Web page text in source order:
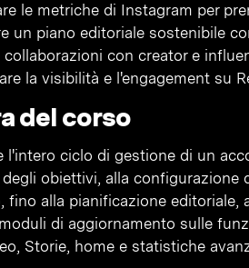
le metriche di Instagram per
un piano editoriale sostenibile
collaborazioni con creator e
la visibilità e l'engagement su
del corso
l'intero ciclo di gestione di un
obiettivi, alla configurazione
fino alla pianificazione editoriale,
di aggiornamento sulle
Storie, home e statistiche